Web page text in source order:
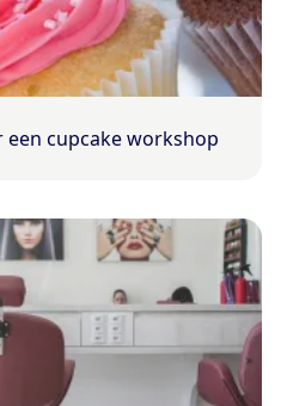
cupcake workshop